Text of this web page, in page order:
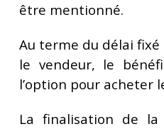
être mentionné.
Au terme du délai
le vendeur, le
l’option pour acheter
La finalisation de